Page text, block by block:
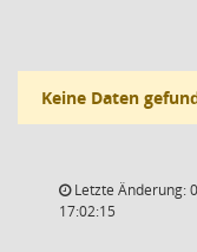
Keine Daten
Letzte Änderung:
17:02:15